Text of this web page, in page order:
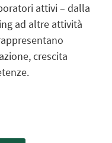
attivi – dalla
ad altre attività
crescita